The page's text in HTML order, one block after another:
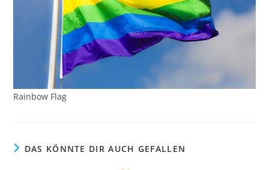
Rainbow Flag
DAS KÖNNTE DIR AUCH GEFALLEN